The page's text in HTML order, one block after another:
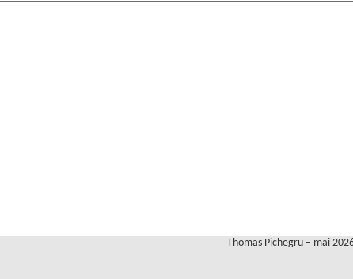
Thomas Pichegru – mai